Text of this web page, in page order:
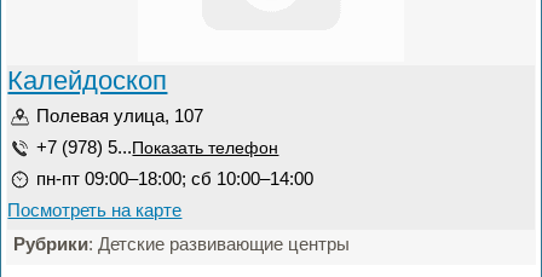
Калейдоскоп
Полевая улица, 107
+7 (978) 5... Показать телефон
пн-пт 09:00–18:00; сб 10:00–14:00
Посмотреть на карте
Рубрики: Детские развивающие центры